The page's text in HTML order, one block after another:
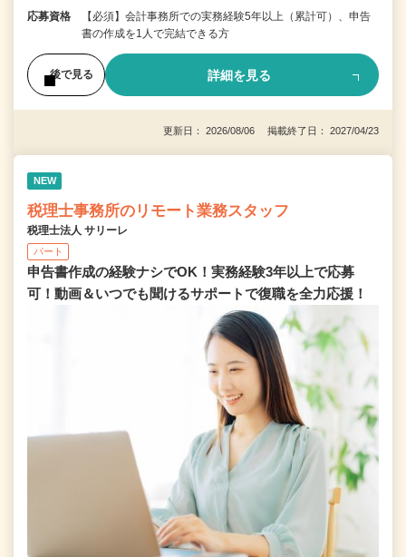
応募資格
【必須】会計事務所での実務経験5年以上（累計可）、申告
書の作成を1人で完結できる方
後で見る 詳細を見る
更新日： 2026/08/06 掲載終了日： 2027/04/23
NEW
税理士事務所のリモート業務スタッフ
税理士法人 サリーレ
パート
申告書作成の経験ナシでOK！実務経験3年以上で応募
可！動画＆いつでも聞けるサポートで復職を全⼒応援！